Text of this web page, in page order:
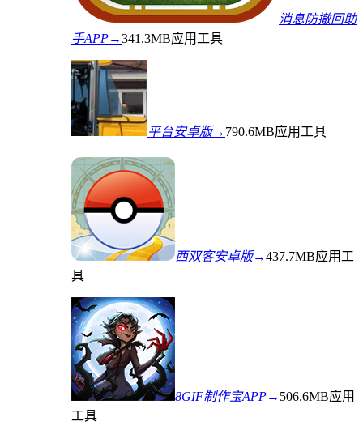
消息防撤回助
手APP→341.3MB应用工具
平台安卓版→ 790.6MB应用工具
西双客安卓版→437.7MB应用工
具
8GIF制作宝APP→ 506.6MB应用
工具